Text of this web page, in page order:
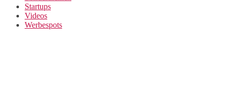
Startups
Videos
Werbespots